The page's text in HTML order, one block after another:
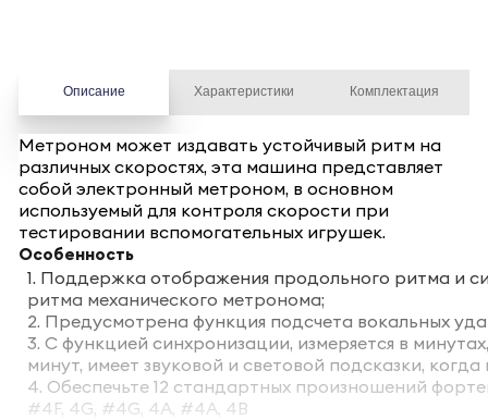
Описание Характеристики Комплектация
Метроном может издавать устойчивый ритм на
различных скоростях, эта машина представляет
собой электронный метроном, в основном
используемый для контроля скорости при
тестировании вспомогательных игрушек.
Особенность
1. Поддержка отображения продольного ритма и
ритма механического метронома;
2. Предусмотрена функция подсчета вокальных
3. С функцией синхронизации, измеряется в
минут, имеет звуковой и световой подсказки, когда
4. Обеспечьте 12 стандартных произношений
#4F, 4G, #4G, 4A, #4A, 4B